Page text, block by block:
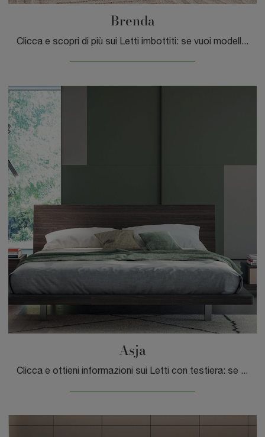
Brenda
Clicca e scopri di più sui Letti imbottiti: se vuoi modelli matrimoniali moderni, il modello Brenda Tagliabue Mobili fa per te.
Asja
Clicca e ottieni informazioni sui Letti con testiera: se sei alla ricerca di modelli matrimoniali design, il modello Asja Tagliabue Mobili fa per te.